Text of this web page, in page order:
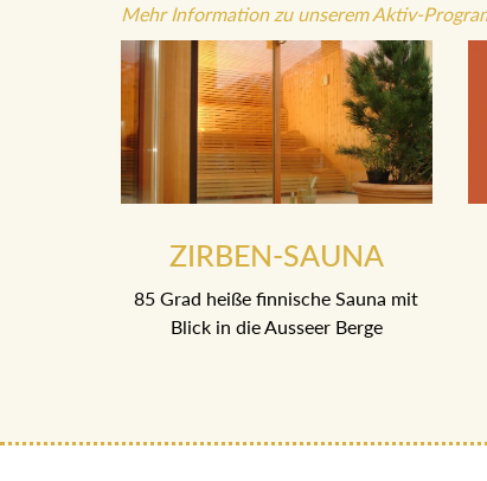
Mehr Information zu unserem Aktiv-
ZIRBEN-SAUNA
85 Grad heiße finnische Sauna mit
Blick in die Ausseer Berge